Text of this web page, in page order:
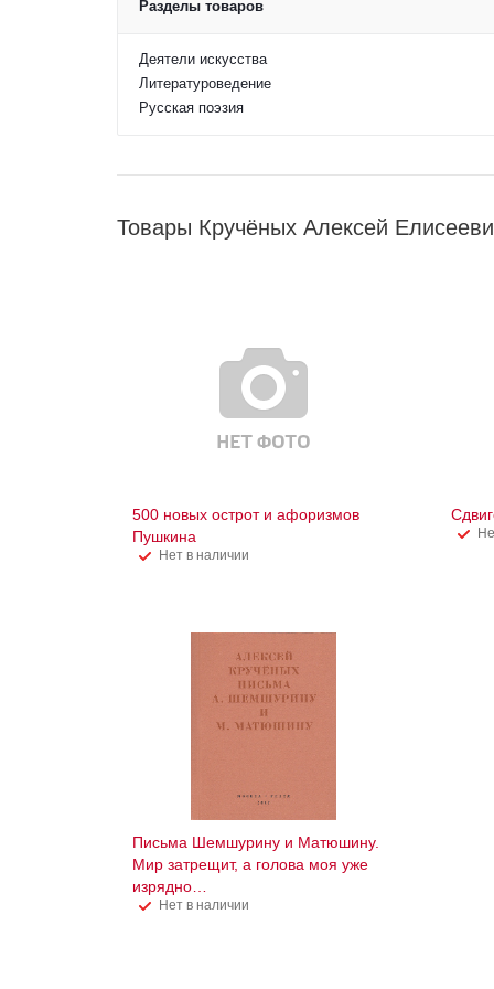
Разделы товаров
Деятели искусства
Литературоведение
Русская поэзия
Товары Кручёных Алексей
500 новых острот и афоризмов
Пушкина
Нет в наличии
Письма Шемшурину и Матюшину.
Мир затрещит, а голова моя уже
изрядно…
Нет в наличии